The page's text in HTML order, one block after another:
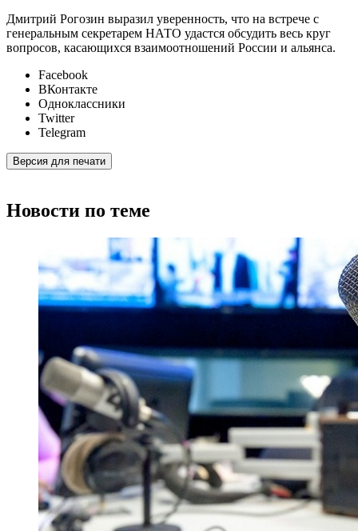
Дмитрий Рогозин выразил уверенность, что на встрече с
генеральным секретарем НАТО удастся обсудить весь круг
вопросов, касающихся взаимоотношений России и альянса.
Facebook
ВКонтакте
Одноклассники
Twitter
Telegram
Версия для печати
Новости по теме